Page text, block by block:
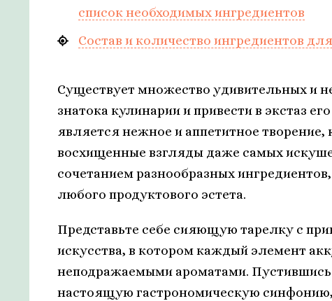
список необходимых ингредиентов
Состав и количество ингредиентов
Существует множество удивительных и
знатока кулинарии и привести в экстаз
является нежное и аппетитное творение,
восхищенные взгляды даже самых
сочетанием разнообразных
любого продуктового эстета.
Представьте себе сияющую тарелку с
искусства, в котором каждый элемент
неподражаемыми ароматами.
настоящую гастрономическую